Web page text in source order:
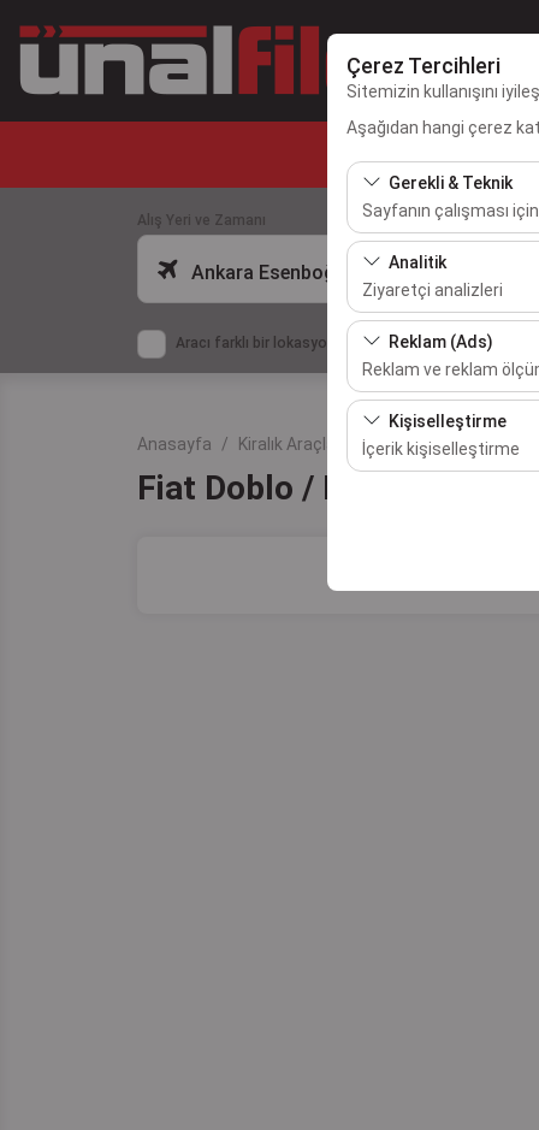
Çerez Tercihleri
Sitemizin kullanışını
Aşağıdan hangi çerez
Gerekli & Teknik
Sayfanın çalışması
Bu çerezler sitenin
bırakılamaz.
Analitik
Ziyaretçi analizleri
Bu çerezler, sitemizin
etmemizi sağlar. Bu
Reklam (Ads)
Reklam ve reklam
Bu çerezler, size ilgi
etkinliğini (gösterim
Kişiselleştirme
İçerik kişiselleştirme
deneyiminizin
Alış Yeri ve Zamanı
Ankara Esenboğa Havalimanı
Aracı farklı bir lokasyona bırakacağım
Anasayfa Kiralık Araçlar Fiat Doblo / Peugeot
Fiat Doblo / Peugeot Rıfter